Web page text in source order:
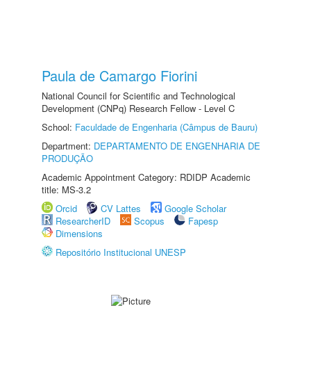
Paula de Camargo Fiorini
National Council for Scientific and Technological
Development (CNPq) Research Fellow - Level C
School: Faculdade de Engenharia (Câmpus de Bauru)
Department: DEPARTAMENTO DE ENGENHARIA DE
PRODUÇÃO
Academic Appointment Category: RDIDP Academic
title: MS-3.2
Orcid
CV Lattes
Google Scholar
ResearcherID
Scopus
Fapesp
Dimensions
Repositório Institucional UNESP